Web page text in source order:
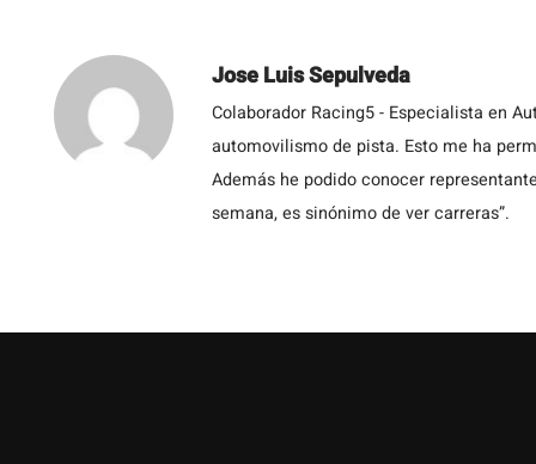
Jose Luis Sepulveda
Colaborador Racing5 - Especialista en
automovilismo de pista. Esto me ha
Además he podido conocer
semana, es sinónimo de ver carreras”.